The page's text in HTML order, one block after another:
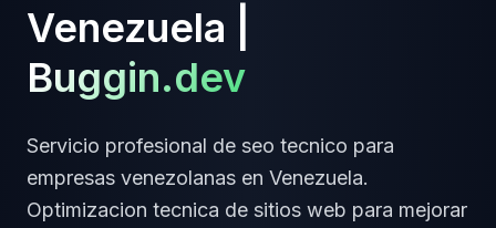
Venezuela
Buggin.dev
Servicio profesional de seo tecnico para
empresas venezolanas en Venezuela.
Optimizacion tecnica de sitios web para mejorar